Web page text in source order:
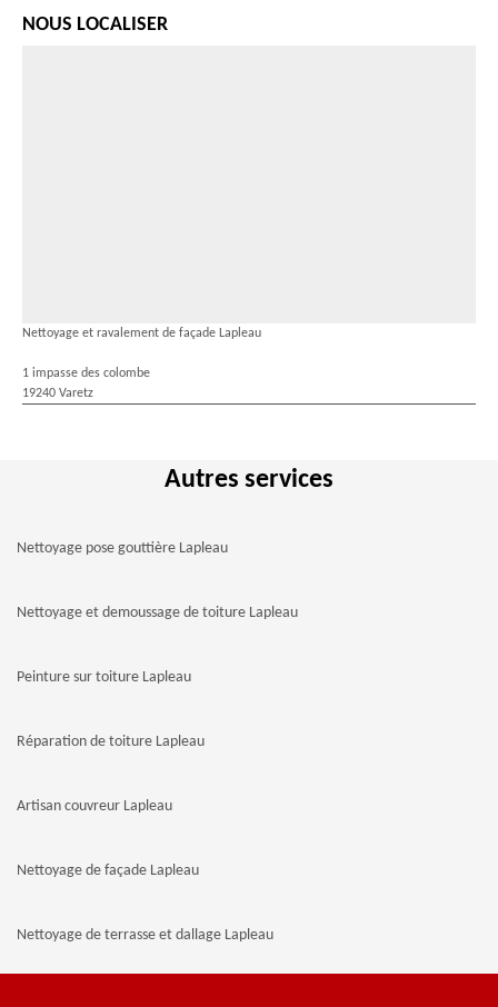
NOUS LOCALISER
Nettoyage et ravalement de façade Lapleau
1 impasse des colombe
19240 Varetz
Autres services
Nettoyage pose gouttière Lapleau
Nettoyage et demoussage de toiture Lapleau
Peinture sur toiture Lapleau
Réparation de toiture Lapleau
Artisan couvreur Lapleau
Nettoyage de façade Lapleau
Nettoyage de terrasse et dallage Lapleau